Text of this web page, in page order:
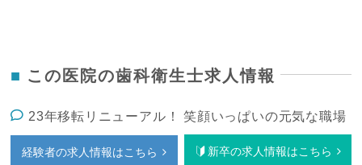
この医院の歯科衛生士求人情報
23年移転リニューアル！ 笑顔いっぱいの元気な職場
経験者の求人情報はこちら 新卒の求人情報はこちら